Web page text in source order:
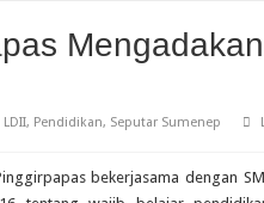
LDII, Pendidikan, Seputar Sumenep
bekerjasama dengan